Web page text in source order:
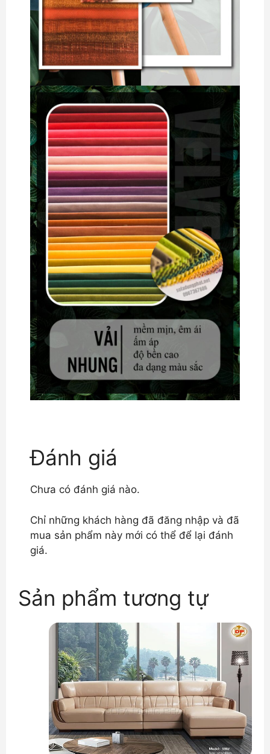
Đánh giá
Chưa có đánh giá nào.
Chỉ những khách hàng đã đăng nhập và đã
mua sản phẩm này mới có thể để lại đánh
giá.
Sản phẩm tương tự